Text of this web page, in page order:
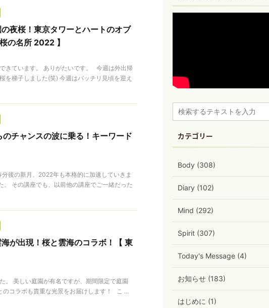
夜桜！東京タワーとハートのオブ
の名所 2022 】
きています。 ありがたいです。 今週は外出帰
を梯子しました(笑) 今週はバッチリ見頃を迎え
のチャンスの波に乗る！キーワード
後の新月、2022年も本格的に加速していきま
その講座でも、以前他の講座でご一緒だった
が出現！桜と雲海のコラボ！【 東
。 美しい庭園が有名ですが、期間限定で庭園
コラボも貴重な光景をお届けします！ こ ...
カテゴリー
Body (308)
Diary (102)
Mind (292)
Spirit (307)
Today's Message (4)
お知らせ (183)
はじめに (1)